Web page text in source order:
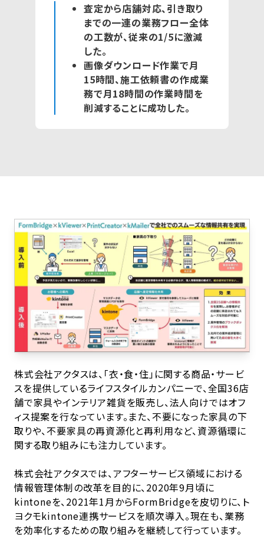
査定から店舗対応、引き取り
までの一連の業務フロー全体
の工数が、従来の1/5に激減
した。
画像ダウンロード作業で月
15時間、施工依頼書の作成業
務で月18時間の作業時間を
削減することに成功した。
株式会社アクタスは、「衣・食・住」に関する商品・サービ
スを提供しているライフスタイルカンパニーで、全国36店
舗で家具やインテリア雑貨を販売し、法人向けではオフ
ィス提案を行なっています。また、不要になった家具の下
取りや、不要家具の再資源化と再利用など、資源循環に
関する取り組みにも注力しています。
株式会社アクタスでは、アフターサービス領域における
情報管理体制の改革を目的に、2020年9月頃に
kintoneを、2021年1月からFormBridgeを皮切りに、ト
ヨクモkintone連携サービスを順次導入。現在も、業務
を効率化するための取り組みを継続して行っています。